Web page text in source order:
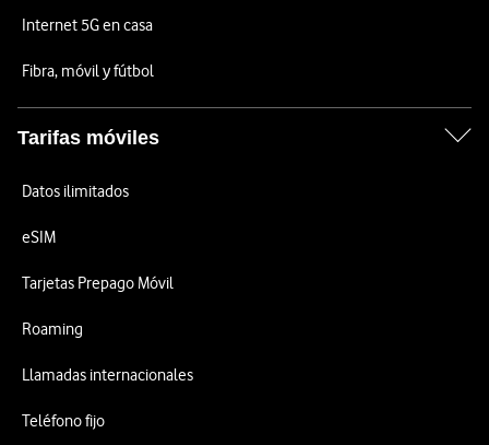
Internet 5G en casa
Fibra, móvil y fútbol
Tarifas móviles
Datos ilimitados
eSIM
Tarjetas Prepago Móvil
Roaming
Llamadas internacionales
Teléfono fijo